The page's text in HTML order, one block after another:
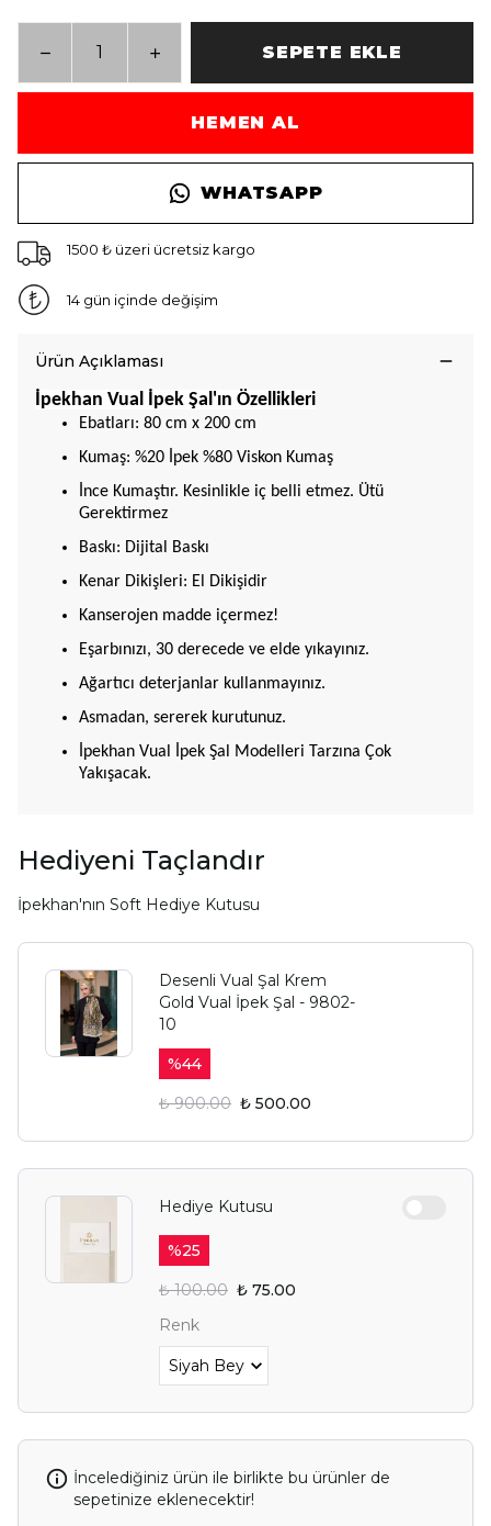
SEPETE EKLE
HEMEN AL
WHATSAPP
1500 ₺ üzeri ücretsiz kargo
14 gün içinde değişim
Ürün Açıklaması
İpekhan Vual İpek Şal'ın Özellikleri
Ebatları: 80 cm x 200 cm
Kumaş: %20 İpek %80 Viskon Kumaş
İnce Kumaştır. Kesinlikle iç belli etmez. Ütü
Gerektirmez
Baskı: Dijital Baskı
Kenar Dikişleri: El Dikişidir
Kanserojen madde içermez!
Eşarbınızı, 30 derecede ve elde yıkayınız.
Ağartıcı deterjanlar kullanmayınız.
Asmadan, sererek kurutunuz.
İpekhan Vual İpek Şal Modelleri Tarzına Çok
Yakışacak.
Hediyeni Taçlandır
İpekhan'nın Soft Hediye Kutusu
Desenli Vual Şal Krem
Gold Vual İpek Şal - 9802-
10
%44
₺ 900.00 ₺ 500.00
Hediye Kutusu
%25
₺ 100.00 ₺ 75.00
Renk
İncelediğiniz ürün ile birlikte bu ürünler de
sepetinize eklenecektir!
E-posta adresinizi girerek pazarlama ve tanıtım ile ilgili iletişim almayı kabul